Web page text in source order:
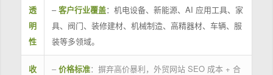
透
明
性
–客户行业覆盖：机电设备、新能源、AI 应用工具、家
具、阀门、装修建材、机械制造、高精器材、车辆、服
装等多领域。
收
– 价格标准：摒弃高价暴利，外贸网站 SEO 成本 + 合